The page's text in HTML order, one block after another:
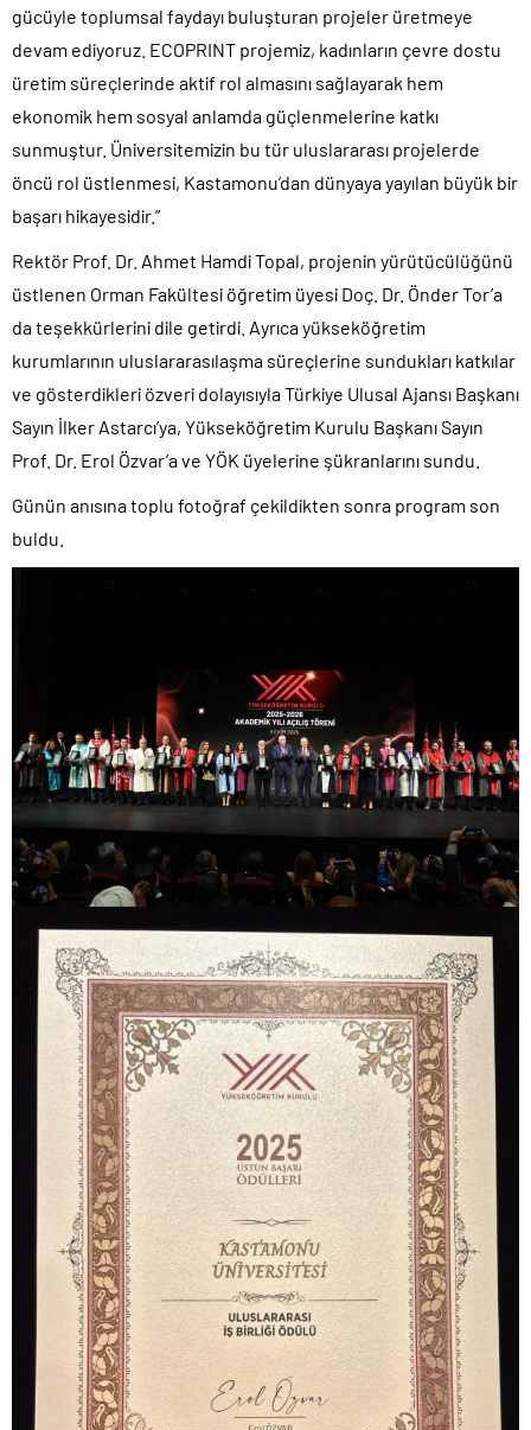
gücüyle toplumsal faydayı buluşturan projeler üretmeye
devam ediyoruz. ECOPRINT projemiz, kadınların çevre dostu
üretim süreçlerinde aktif rol almasını sağlayarak hem
ekonomik hem sosyal anlamda güçlenmelerine katkı
sunmuştur. Üniversitemizin bu tür uluslararası projelerde
öncü rol üstlenmesi, Kastamonu’dan dünyaya yayılan büyük bir
başarı hikayesidir.”
Rektör Prof. Dr. Ahmet Hamdi Topal, projenin yürütücülüğünü
üstlenen Orman Fakültesi öğretim üyesi Doç. Dr. Önder Tor’a
da teşekkürlerini dile getirdi. Ayrıca yükseköğretim
kurumlarının uluslararasılaşma süreçlerine sundukları katkılar
ve gösterdikleri özveri dolayısıyla Türkiye Ulusal Ajansı Başkanı
Sayın İlker Astarcı’ya, Yükseköğretim Kurulu Başkanı Sayın
Prof. Dr. Erol Özvar’a ve YÖK üyelerine şükranlarını sundu.
Günün anısına toplu fotoğraf çekildikten sonra program son
buldu.